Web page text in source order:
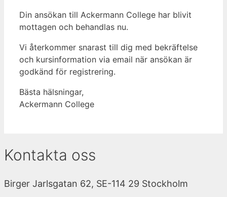
Din ansökan till Ackermann College har blivit
mottagen och behandlas nu.
Vi återkommer snarast till dig med bekräftelse
och kursinformation via email när ansökan är
godkänd för registrering.
Bästa hälsningar,
Ackermann College
Kontakta oss
Birger Jarlsgatan 62, SE-114 29 Stockholm